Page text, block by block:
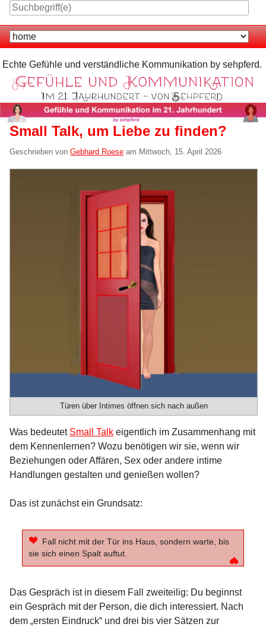
Skip
content
Navigation
Echte Gefühle und verständliche Kommunikation by sehpferd.
Small Talk, um Liebe zu finden?
Geschrieben von Gebhard Roese am Mittwoch, 15. April 2026
Türen über Intimes öffnen sich nach außen
Was bedeutet Small Talk eigentlich im Zusammenhang mit
dem Kennenlernen? Wozu benötigen wir sie, wenn wir
Beziehungen oder Affären, Sex oder andere intime
Handlungen gestalten und genießen wollen?
Das ist zunächst ein Grundsatz:
Fall nicht mit der Tür ins Haus, sondern warte, bis
sie sich einen Spalt auftut.
Das Gespräch ist in diesem Fall zweiteilig: Du beginnst
ein Gespräch mit der Person, die dich interessiert. Nach
dem „ersten Eindruck“ und drei bis vier Sätzen zur